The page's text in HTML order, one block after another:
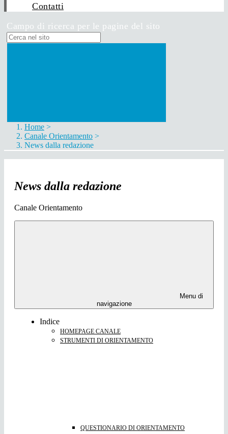
Contatti
Campo di ricerca per le pagine del sito
Home >
Canale Orientamento >
News dalla redazione
News dalla redazione
Canale Orientamento
Menu di
navigazione
Indice
HOMEPAGE CANALE
STRUMENTI DI ORIENTAMENTO
QUESTIONARIO DI ORIENTAMENTO